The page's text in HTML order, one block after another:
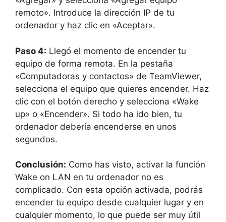
remoto». Introduce la dirección IP de tu
ordenador y haz clic en «Aceptar».
Paso 4: Llegó el momento de encender tu
equipo de forma remota. En la pestaña
«Computadoras y contactos» de TeamViewer,
selecciona el equipo que quieres encender. Haz
clic con el botón derecho y selecciona «Wake
up» o «Encender». Si todo ha ido bien, tu
ordenador debería encenderse en unos
segundos.
Conclusión: Como has visto, activar la función
Wake on LAN en tu ordenador no es
complicado. Con esta opción activada, podrás
encender tu equipo desde cualquier lugar y en
cualquier momento, lo que puede ser muy útil